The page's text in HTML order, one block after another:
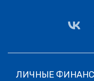
ЛИЧНЫЕ